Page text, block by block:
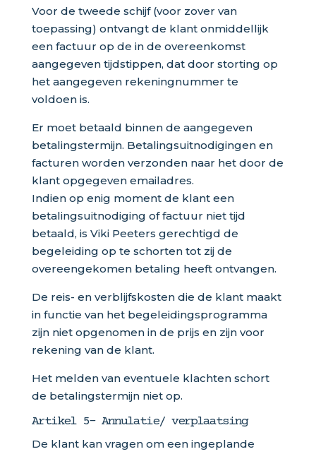
Voor de tweede schijf (voor zover van
toepassing) ontvangt de klant onmiddellijk
een factuur op de in de overeenkomst
aangegeven tijdstippen, dat door storting op
het aangegeven rekeningnummer te
voldoen is.
Er moet betaald binnen de aangegeven
betalingstermijn. Betalingsuitnodigingen en
facturen worden verzonden naar het door de
klant opgegeven emailadres.
Indien op enig moment de klant een
betalingsuitnodiging of factuur niet tijd
betaald, is Viki Peeters gerechtigd de
begeleiding op te schorten tot zij de
overeengekomen betaling heeft ontvangen.
De reis- en verblijfskosten die de klant maakt
in functie van het begeleidingsprogramma
zijn niet opgenomen in de prijs en zijn voor
rekening van de klant.
Het melden van eventuele klachten schort
de betalingstermijn niet op.
Artikel 5- Annulatie/ verplaatsing
De klant kan vragen om een ingeplande